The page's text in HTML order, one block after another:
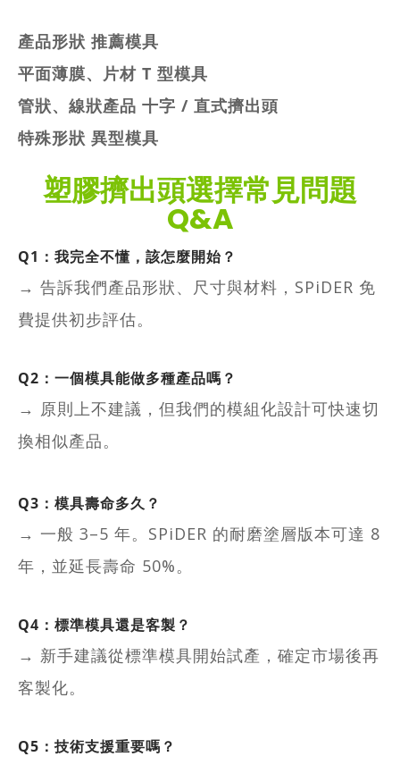
產品形狀 推薦模具
平面薄膜、片材 T 型模具
管狀、線狀產品 十字 / 直式擠出頭
特殊形狀 異型模具
塑膠擠出頭選擇常見問題
Q&A
Q1：我完全不懂，該怎麼開始？
→ 告訴我們產品形狀、尺寸與材料，SPiDER 免
費提供初步評估。
Q2：一個模具能做多種產品嗎？
→ 原則上不建議，但我們的模組化設計可快速切
換相似產品。
Q3：模具壽命多久？
→ 一般 3–5 年。SPiDER 的耐磨塗層版本可達 8
年，並延長壽命 50%。
Q4：標準模具還是客製？
→ 新手建議從標準模具開始試產，確定市場後再
客製化。
Q5：技術支援重要嗎？